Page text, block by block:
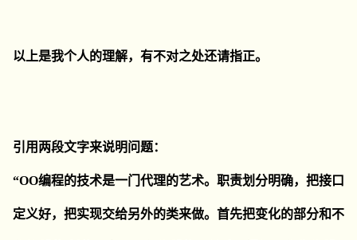
以上是我个人的理解，有不对之处还请指正。
引用两段文字来说明问题：
“OO编程的技术是一门代理的艺术。职责划分明确，把接口
定义好，把实现交给另外的类来做。首先把变化的部分和不